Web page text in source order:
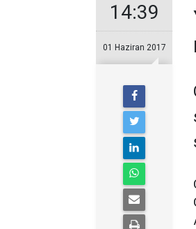
14:39
01 Haziran 2017